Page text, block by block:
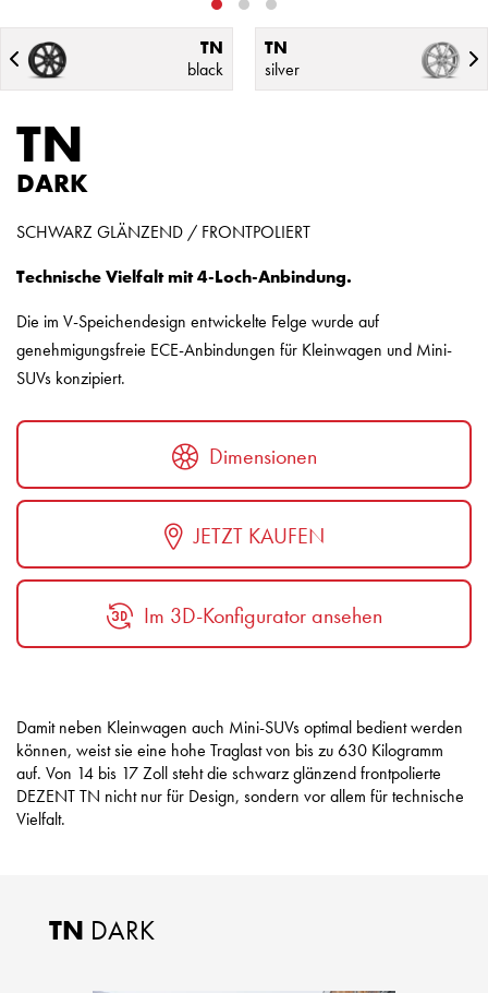
TN
black
TN
silver
TN
DARK
SCHWARZ GLÄNZEND / FRONTPOLIERT
Technische Vielfalt mit 4-Loch-Anbindung.
Die im V-Speichendesign entwickelte Felge wurde auf
genehmigungsfreie ECE-Anbindungen für Kleinwagen und Mini-
SUVs konzipiert.
Dimensionen
JETZT KAUFEN
Im 3D-Konfigurator ansehen
Damit neben Kleinwagen auch Mini-SUVs optimal bedient werden
können, weist sie eine hohe Traglast von bis zu 630 Kilogramm
auf. Von 14 bis 17 Zoll steht die schwarz glänzend frontpolierte
DEZENT TN nicht nur für Design, sondern vor allem für technische
Vielfalt.
TN DARK